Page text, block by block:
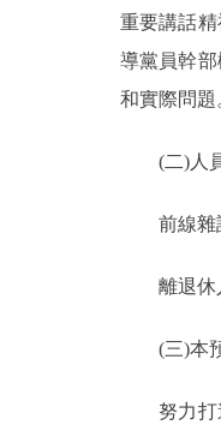
重要講話
導黨員幹
和實際問題
(二)人員
前線雜誌
離退休人
(三)本預
努力打造